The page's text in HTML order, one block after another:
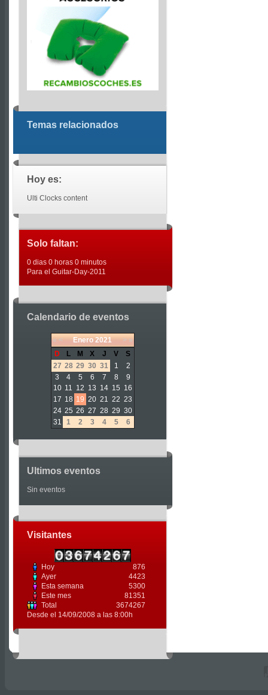
Temas relacionados
Hoy es:
Ulti Clocks content
Solo faltan:
0 dias 0 horas 0 minutos
Para el Guitar-Day-2011
Calendario de eventos
« < Enero 2021 > »
D
L M X J V
S
27 28 29 30 31 1
2
3
4 5 6 7 8
9
10 11 12 13 14 15 16
17 18 19 20 21 22 23
24 25 26 27 28 29 30
31
1 2 3 4 5 6
Ultimos eventos
Sin eventos
Visitantes
Hoy
876
Ayer
4423
Esta semana
5300
Este mes
81351
Total
3674267
Desde el 14/09/2008 a las 8:00h